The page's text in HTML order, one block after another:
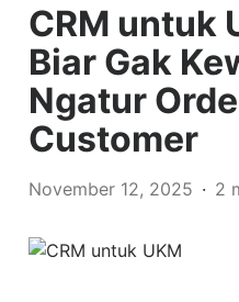
CRM untuk
Biar Gak
Ngatur
Customer
November 12, 2025 2